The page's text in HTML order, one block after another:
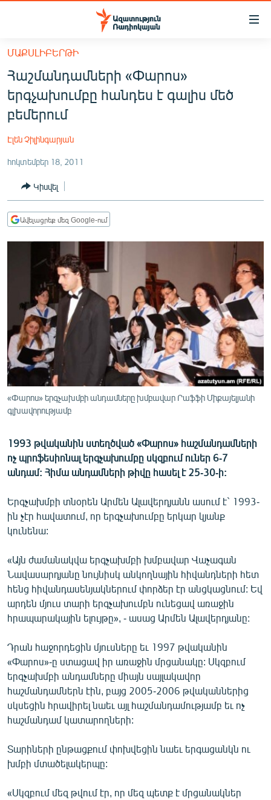
Մատչելիության
հիմնական
բովանդակությանը
Անցնել
հիմնական
մենյուին
ՀԱՅԱՍՏԱՆ
ՔԱՂԱՔԱԿԱՆ
ՏՆՏԵՍՈՒԹՅՈՒՆ
ՂԱՐԱԲԱՂ
ՏԱՐԱԾԱՇՐՋԱՆ
ՄԻՋԱԶԳԱՅԻՆ
ՄՇԱԿՈՒՅԹ
ՍՊՈՐՏ
ՄԵԿՆԱԲԱՆՈՒԹՅՈՒՆ
ՏՏ ԵՒ ԻՆՏԵՐՆԵՏ
ԱՐԽԻՎ
ԲԱՆԱՎԵՃ
ՁԳՏԵԼՈՎ ԼԱՎԱԳՈՒՅՆԻՆ
ՓՈԴՔԱՍԹ
Հայերեն
English
Русский
ՀԵՏԵՎԵՔ ՄԵԶ
«Ազատության» բոլոր կայքերը
ՄԱՔՍԼԻԲԵՐԹԻ
Հաշմանդամների «Փարոս»
երգչախումբը հանդես է գալիս մեծ
բեմերում
Էլեն Չիլինգարյան
հոկտեմբեր 18, 2011
Կիսվել
Ավելացրեք մեզ Google-ում
«Փարոս» երգչախմբի անդամները խմբավար Րաֆֆի Միքայելյանի
գլխավորությամբ
1993 թվականին ստեղծված «Փարոս» հաշմանդամների
ոչ պրոֆեսիոնալ երգչախումբը սկզբում ուներ 6-7
անդամ: Հիմա անդամների թիվը հասել է 25-30-ի:
Երգչախմբի տնօրեն Արմեն Ալավերդյանն ասում է` 1993-
ին չէր հավատում, որ երգչախումբը երկար կյանք
կունենա:
«Այն ժամանակվա երգչախմբի խմբավար Վաչագան
Նավասարդյանը նույնիսկ անկողնային հիվանդների հետ
հենց հիվանդասենյակներում փորձեր էր անցկացնում: Եվ
արդեն մյուս տարի երգչախումբն ունեցավ առաջին
հրապարակային ելույթը», - ասաց Արմեն Ալավերդյանը:
Դրան հաջորդեցին մյուսները եւ 1997 թվականին
«Փարոս»-ը ստացավ իր առաջին մրցանակը: Սկզբում
երգչախմբի անդամները միայն սայլակավոր
հաշմանդամներն էին, բայց 2005-2006 թվականներից
սկսեցին հրավիրել նաեւ այլ հաշմանդամությամբ եւ ոչ
հաշմանդամ կատարողների:
Տարիների ընթացքում փոխվեցին նաեւ երգացանկն ու
խմբի մտածելակերպը:
«Սկզբում մեզ թվում էր, որ մեզ պետք է մրցանակներ